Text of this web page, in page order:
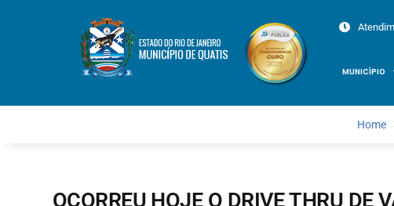
MUNICÍPIO
Home
OCORREU HOJE O DRIVE THRU DE